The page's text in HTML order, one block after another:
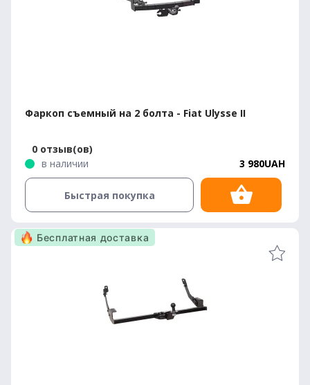
Фаркоп съемный на 2 болта - Fiat Ulysse II
0 отзыв(ов)
в наличии
3 980UAH
Быстрая покупка
Бесплатная доставка